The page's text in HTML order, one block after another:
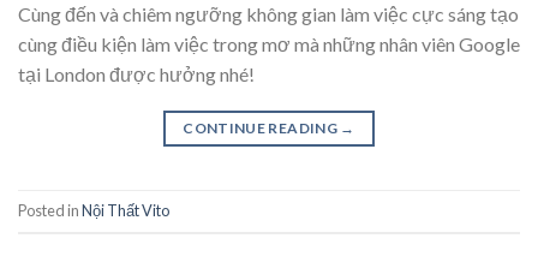
Cùng đến và chiêm ngưỡng không gian làm việc cực sáng tạo
cùng điều kiện làm việc trong mơ mà những nhân viên Google
tại London được hưởng nhé!
CONTINUE READING →
Posted inNội Thất Vito